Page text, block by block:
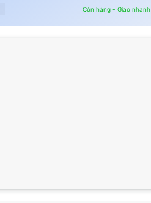
Còn hàng - Giao nhanh